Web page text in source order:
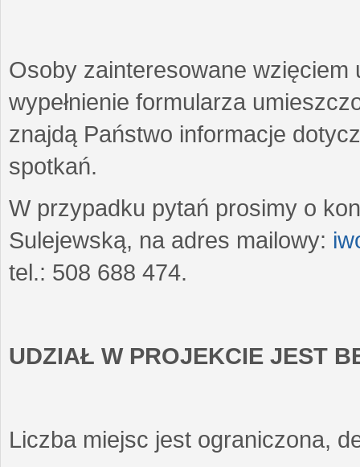
Osoby zainteresowane wzięciem
wypełnienie formularza
znajdą Państwo informacje
spotkań.
W przypadku pytań prosimy o
Sulejewską, na adres mailowy:
tel.: 508 688 474.
UDZIAŁ W PROJEKCIE JEST
Liczba miejsc jest ograniczona,